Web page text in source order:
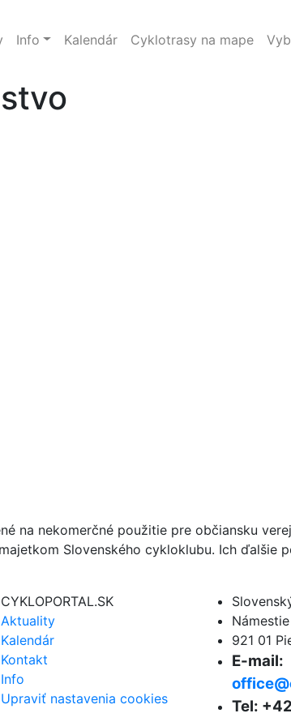
Info Kalendár Cyklotrasy na mape
na nekomerčné použitie pre občiansku
Slovenského cykloklubu. Ich ďalšie
CYKLOPORTAL.SK
Aktuality
Kalendár
Kontakt
Info
Upraviť nastavenia cookies
921 01
E-mail:
Tel: